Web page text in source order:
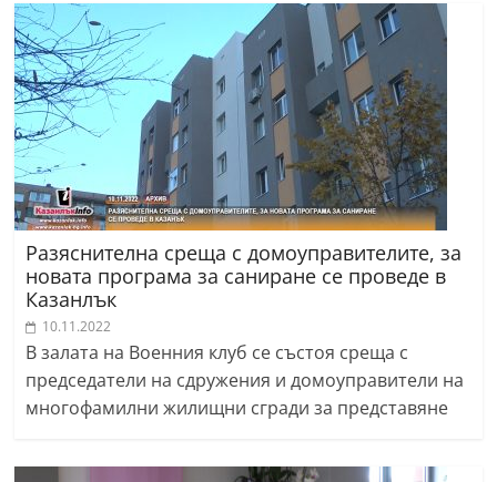
y
-
k
a
z
a
n
l
.
c
Разяснителна среща с домоуправителите, за
новата програма за саниране се проведе в
Казанлък
10.11.2022
В залата на Военния клуб се състоя среща с
председатели на сдружения и домоуправители на
многофамилни жилищни сгради за представяне